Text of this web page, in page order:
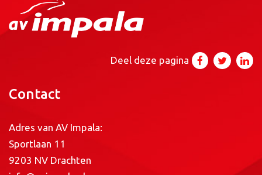
Deel deze pagina
Contact
Adres van AV Impala:
Sportlaan 11
9203 NV Drachten